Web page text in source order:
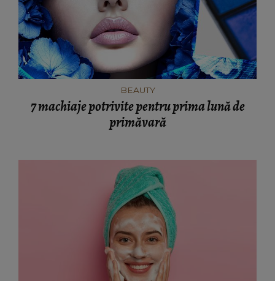
BEAUTY
7 machiaje potrivite pentru prima lună de
primăvară